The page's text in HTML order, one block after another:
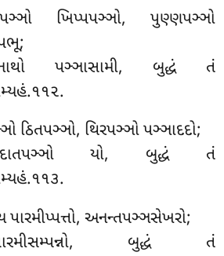
ખિપ્પપઞ્ઞો, પુણ્ણપઞ્ઞો
પઞ્ઞાસામી, બુદ્ધં તં
ઠિતપઞ્ઞો, થિરપઞ્ઞો પઞ્ઞાદદો;
યો, બુદ્ધં તં
પારમીપ્પત્તો, અનન્તપઞ્ઞસેખરો;
બુદ્ધં તં